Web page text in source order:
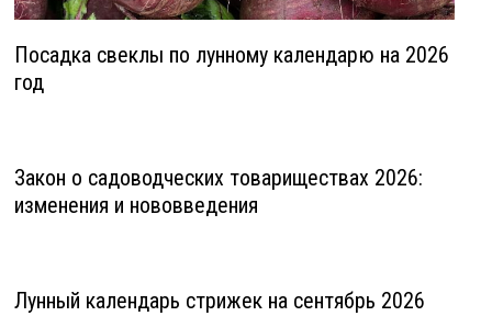
Посадка свеклы по лунному календарю на 2026
год
Закон о садоводческих товариществах 2026:
изменения и нововведения
Лунный календарь стрижек на сентябрь 2026